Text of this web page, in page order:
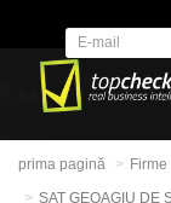
prima pagină Firme
SAT GEOAGIU DE